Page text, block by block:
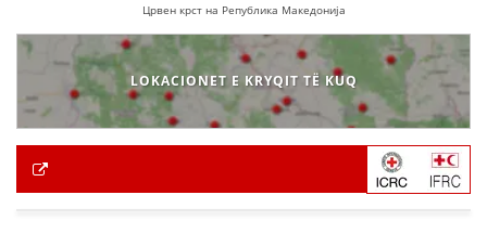
Црвен крст на Република Македонија
LOKACIONET E KRYQIT TË KUQ